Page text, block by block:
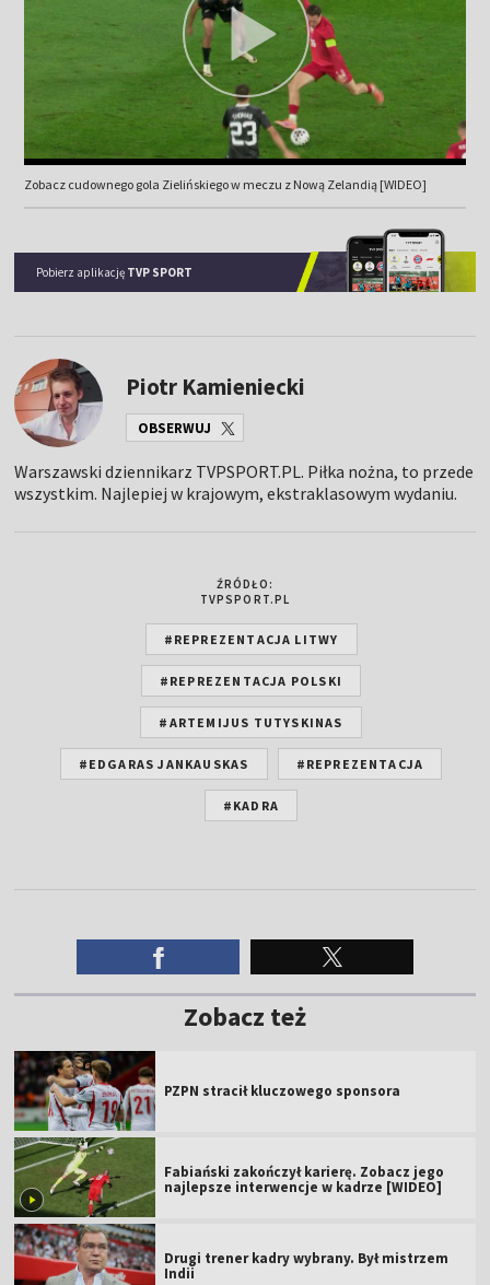
Zobacz cudownego gola Zielińskiego w meczu z Nową Zelandią [WIDEO]
Pobierz aplikację TVP SPORT
Piotr Kamieniecki
OBSERWUJ
Warszawski dziennikarz TVPSPORT.PL. Piłka nożna, to przede
wszystkim. Najlepiej w krajowym, ekstraklasowym wydaniu.
ŹRÓDŁO:
TVPSPORT.PL
#REPREZENTACJA LITWY
#REPREZENTACJA POLSKI
#ARTEMIJUS TUTYSKINAS
#EDGARAS JANKAUSKAS #REPREZENTACJA
#KADRA
Zobacz też
PZPN stracił kluczowego sponsora
Fabiański zakończył karierę. Zobacz jego
najlepsze interwencje w kadrze [WIDEO]
Drugi trener kadry wybrany. Był mistrzem
Indii